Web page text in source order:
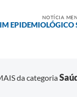
NOTÍCIA
EPIDEMIOLÓGICO
da categoria